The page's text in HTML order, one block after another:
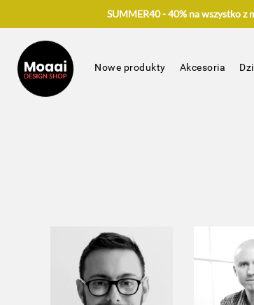
SUMMER40 - 40% na wszystko z
Nowe produkty Akcesoria